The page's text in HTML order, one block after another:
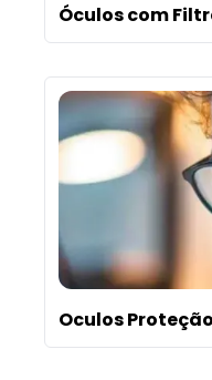
Óculos com
Oculos